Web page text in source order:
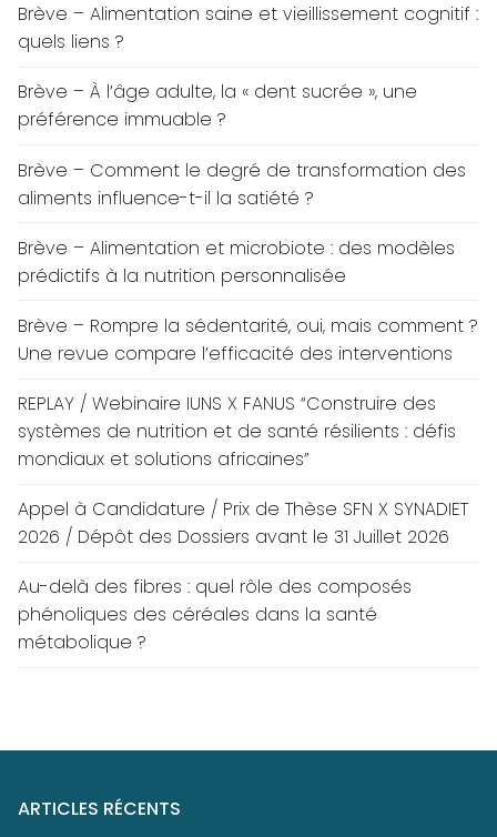
Brève – Alimentation saine et vieillissement cognitif :
quels liens ?
Brève – À l’âge adulte, la « dent sucrée », une
préférence immuable ?
Brève – Comment le degré de transformation des
aliments influence-t-il la satiété ?
Brève – Alimentation et microbiote : des modèles
prédictifs à la nutrition personnalisée
Brève – Rompre la sédentarité, oui, mais comment ?
Une revue compare l’efficacité des interventions
REPLAY / Webinaire IUNS X FANUS “Construire des
systèmes de nutrition et de santé résilients : défis
mondiaux et solutions africaines”
Appel à Candidature / Prix de Thèse SFN X SYNADIET
2026 / Dépôt des Dossiers avant le 31 Juillet 2026
Au-delà des fibres : quel rôle des composés
phénoliques des céréales dans la santé
métabolique ?
ARTICLES RÉCENTS